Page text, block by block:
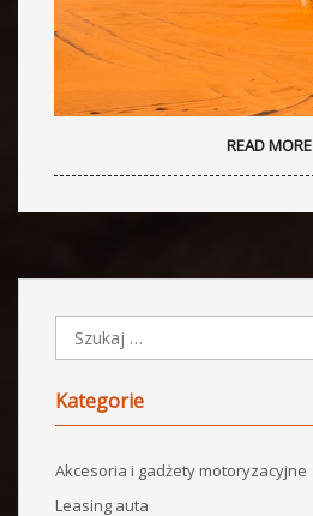
READ MORE
Kategorie
Akcesoria i gadżety motoryzacyjne
Leasing auta